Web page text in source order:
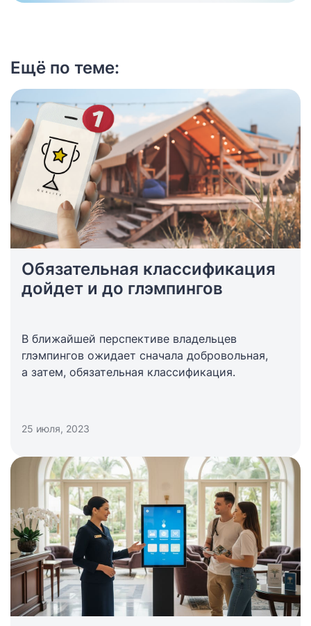
Ещё по теме:
Обязательная классификация
дойдет и до глэмпингов
В ближайшей перспективе владельцев
глэмпингов ожидает сначала добровольная,
а затем, обязательная классификация.
25 июля, 2023